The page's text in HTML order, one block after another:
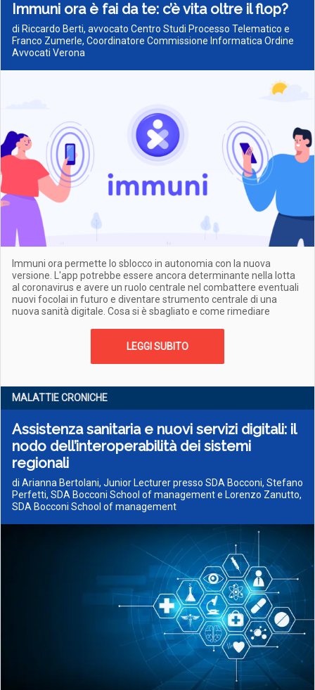
Immuni ora è fai da te: c’è vita oltre il flop?
di Riccardo Berti, avvocato Centro Studi Processo Telematico e
Franco Zumerle, Coordinatore Commissione Informatica Ordine
Avvocati Verona
Immuni ora permette lo sblocco in autonomia con la nuova
versione. L'app potrebbe essere ancora determinante nella lotta
al coronavirus e avere un ruolo centrale nel combattere eventuali
nuovi focolai in futuro e diventare strumento centrale di una
nuova sanità digitale. Cosa si è sbagliato e come rimediare
LEGGI SUBITO
MALATTIE CRONICHE
Assistenza sanitaria e nuovi servizi digitali: il
nodo dell’interoperabilità dei sistemi
regionali
di Arianna Bertolani, Junior Lecturer presso SDA Bocconi, Stefano
Perfetti, SDA Bocconi School of management e Lorenzo Zanutto,
SDA Bocconi School of management